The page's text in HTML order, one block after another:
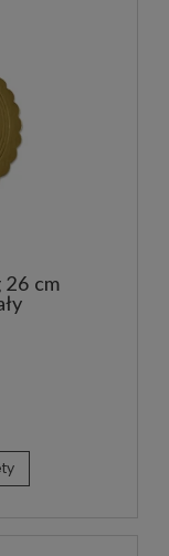
26 cm